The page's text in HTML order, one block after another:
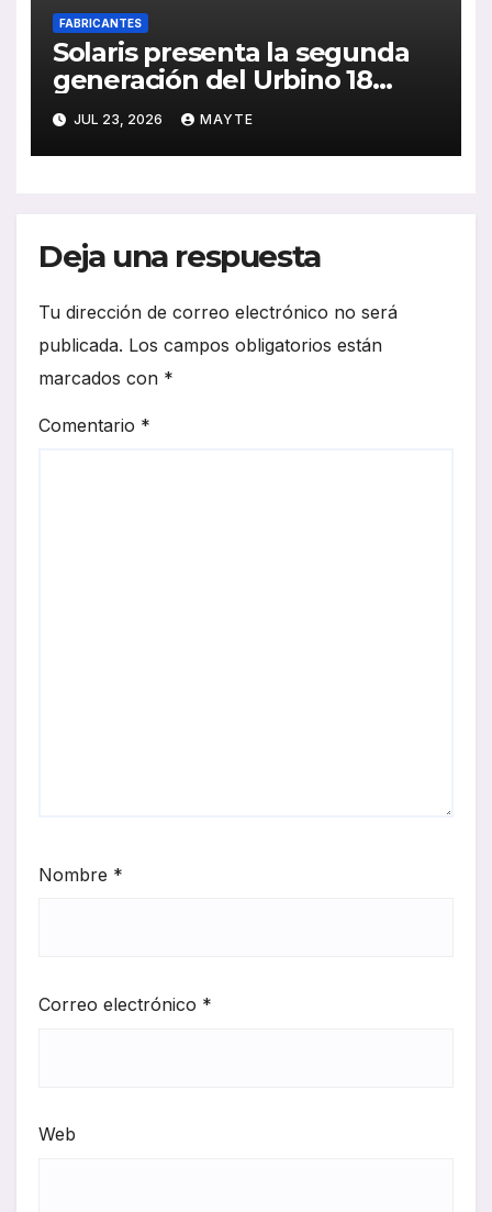
FABRICANTES
Solaris presenta la segunda
generación del Urbino 18
Hydrogen ante el jurado de
los SBY 2027
JUL 23, 2026 MAYTE
Deja una respuesta
Tu dirección de correo electrónico no será
publicada. Los campos obligatorios están
marcados con *
Comentario *
Nombre *
Correo electrónico *
Web